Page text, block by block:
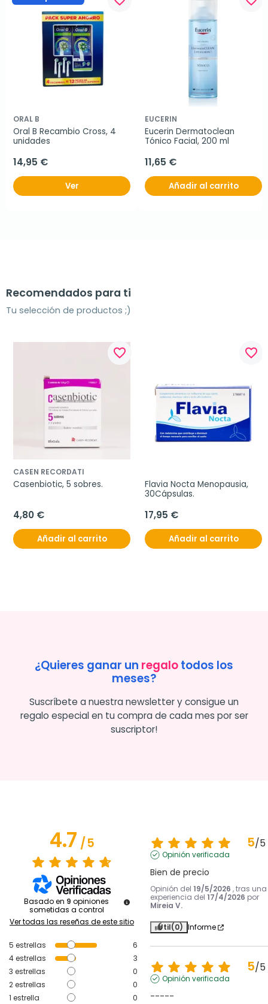
ORAL B
Oral B Recambio Cross, 4
unidades
14,95 €
Ver
EUCERIN
Eucerin Dermatoclean
Tónico Facial, 200 ml
11,65 €
Añadir al carrito
Recomendados para ti
Tu selección de productos ;)
favorite_border
CASEN RECORDATI
Casenbiotic, 5 sobres.
4,80 €
Añadir al carrito
favorite_border
Flavia Nocta Menopausia,
30Cápsulas.
17,95 €
Añadir al carrito
¿Quieres ganar un regalotodos los
meses?
Suscríbete a nuestra newsletter y consigue un
regalo especial en tu compra de cada mes por ser
suscriptor!
4.7/5
Basado en 9 opiniones
sometidas a control
Ver todas las reseñas de este sitio
5 estrellas
6
4estrellas
3
3 estrellas
0
2estrellas
0
1 estrella 0
5/5
Opinión verificada
Bien de precio
Opinión del 19/5/2026 , tras una
experiencia del 17/4/2026 por
Mireia V.
Útil(0) Informe
5/5
Opinión verificada
-----